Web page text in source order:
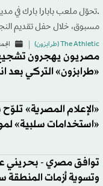
.تحوّل ملعب بابارا بارك في
مسبوق، خلال حفل تقديم
The Athletic (طرابزون) الجمعة 07/
مصريون يهجرون
«طرابزون» التركي بعد
«الإعلام المصرية»
«استخدامات سلبية»
توافق مصري - بحريني
وتسوية أزمات المنطقة